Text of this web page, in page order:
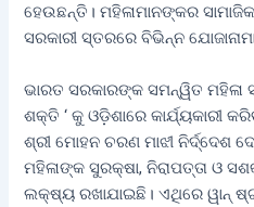
ହେଉଛନ୍ତି। ମହିଳାମାନଙ୍କର
ସରକାରୀ ସ୍ତରରେ ବିଭିନ୍ନ
ଭାରତ ସରକାରଙ୍କ ସମନ୍ୱିତ ମହିଳା
ଶକ୍ତି ‘ କୁ ଓଡ଼ିଶାରେ କାର୍ଯ୍ୟକାରୀ
ଶ୍ରୀ ମୋହନ ଚରଣ ମାଝୀ ନିର୍ଦ୍ଦେଶ
ମହିଳାଙ୍କ ସୁରକ୍ଷା, ନିରାପତ୍ତା ଓ
ଲକ୍ଷ୍ୟ ରଖାଯାଇଛି। ଏଥିରେ ୱାନ୍